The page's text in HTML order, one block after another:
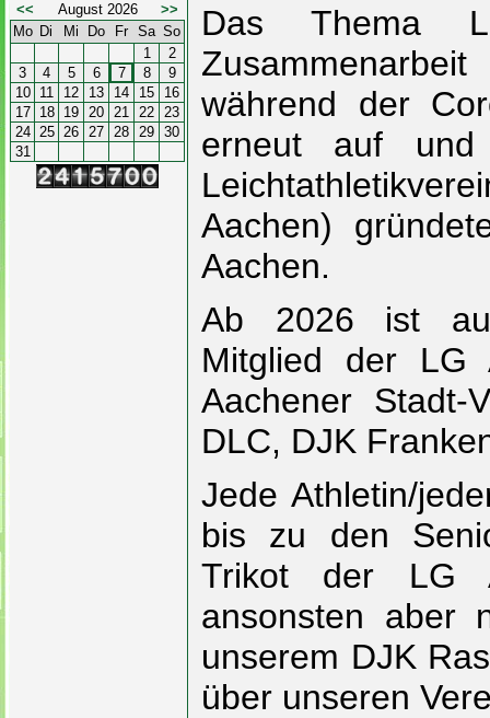
<< >>
August 2026
Mo Di Mi Do Fr Sa So
1
2
3
4 5 6 7 8
9
10
11 12 13 14 15
16
17
18 19 20 21 22 23
24 25 26 27 28 29 30
31
Das Thema
während der
erneut auf und
Aachen)
Aachen.
Ab 2026 ist
Mitglied der LG
Aachener Stadt-
DLC, DJK
Jede Athletin/
bis zu den
Trikot der LG
ansonsten aber
unserem DJK
über unseren